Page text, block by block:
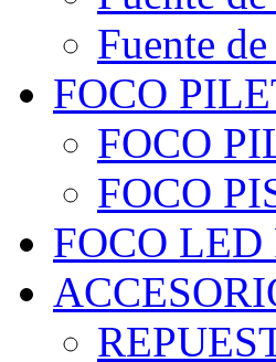
Fuente
FOCO
FOCO
FOCO
FOCO LED